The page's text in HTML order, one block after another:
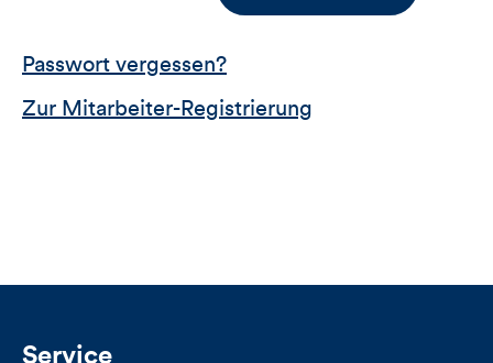
Passwort vergessen?
Zur Mitarbeiter-Registrierung
Service